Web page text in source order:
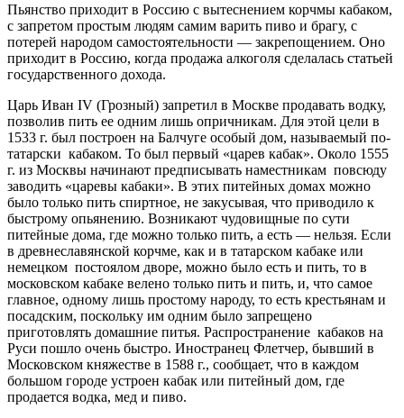
Пьянство приходит в Россию с вытеснением корчмы кабаком,
с запретом простым людям самим варить пиво и брагу, с
потерей народом самостоятельности — закрепощением. Оно
приходит в Россию, когда продажа алкоголя сделалась статьей
государственного дохода.
Царь Иван IV (Грозный) запретил в Москве продавать водку,
позволив пить ее одним лишь опричникам. Для этой цели в
1533 г. был построен на Балчуге особый дом, называемый по-
татарски кабаком. То был первый «царев кабак». Около 1555
г. из Москвы начинают предписывать наместникам повсюду
заводить «царевы кабаки». В этих питейных домах можно
было только пить спиртное, не закусывая, что приводило к
быстрому опьянению. Возникают чудовищные по сути
питейные дома, где можно только пить, а есть — нельзя. Если
в древнеславянской корчме, как и в татарском кабаке или
немецком постоялом дворе, можно было есть и пить, то в
московском кабаке велено только пить и пить, и, что самое
главное, одному лишь простому народу, то есть крестьянам и
посадским, поскольку им одним было запрещено
приготовлять домашние питья. Распространение кабаков на
Руси пошло очень быстро. Иностранец Флетчер, бывший в
Московском княжестве в 1588 г., сообщает, что в каждом
большом городе устроен кабак или питейный дом, где
продается водка, мед и пиво.